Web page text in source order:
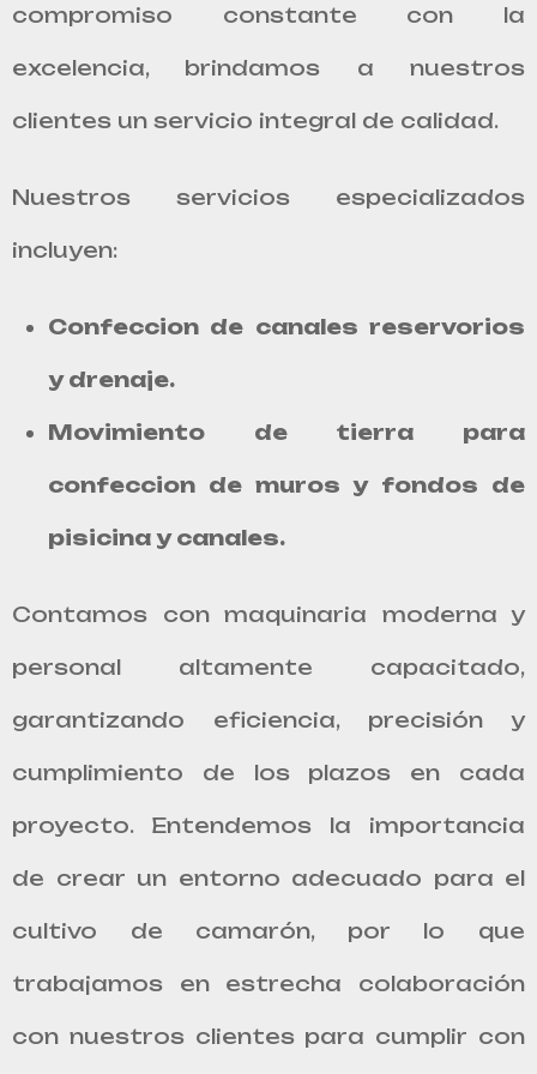
compromiso constante con la
excelencia, brindamos a nuestros
clientes un servicio integral de calidad.
Nuestros servicios especializados
incluyen:
Confeccion de canales reservorios
y drenaje.
Movimiento de tierra para
confeccion de muros y fondos de
pisicina y canales.
Contamos con maquinaria moderna y
personal altamente capacitado,
garantizando eficiencia, precisión y
cumplimiento de los plazos en cada
proyecto. Entendemos la importancia
de crear un entorno adecuado para el
cultivo de camarón, por lo que
trabajamos en estrecha colaboración
con nuestros clientes para cumplir con